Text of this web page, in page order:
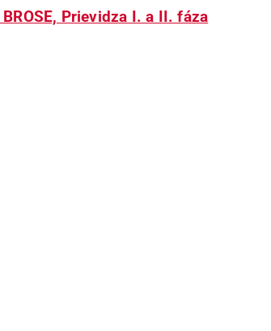
Prievidza I. a II. fáza